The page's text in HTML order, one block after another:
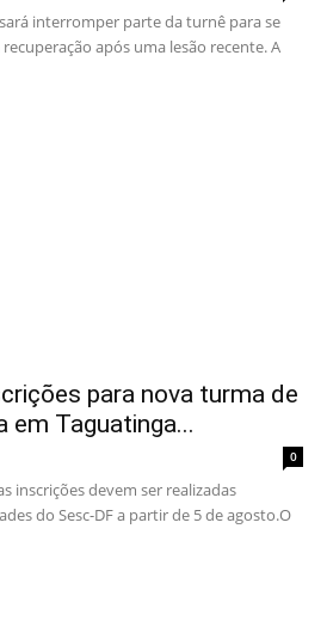
interromper parte da turnê para se
após uma lesão recente. A
para nova turma de
em Taguatinga...
0
inscrições devem ser realizadas
do Sesc-DF a partir de 5 de agosto.O